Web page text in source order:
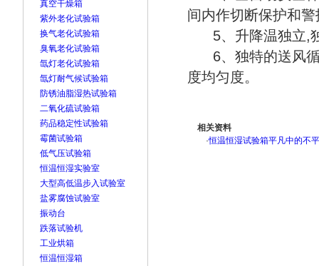
真空干燥箱
紫外老化试验箱
换气老化试验箱
臭氧老化试验箱
氙灯老化试验箱
氙灯耐气候试验箱
防锈油脂湿热试验箱
二氧化硫试验箱
药品稳定性试验箱
霉菌试验箱
低气压试验箱
恒温恒湿实验室
大型高低温步入试验室
盐雾腐蚀试验室
振动台
跌落试验机
工业烘箱
恒温恒湿箱
间内作切断保护和
5、升降温独立,
6、独特的送风
度均匀度。
相关资料
·恒温恒湿试验箱平凡中的不